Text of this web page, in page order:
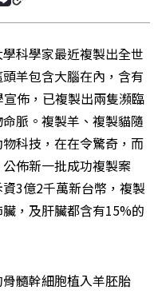
科學家最近複製出全世
羊包含大腦在內，含有
佈，已複製出兩隻瀕臨
脈。複製羊、複製貓隨
科技，在在令驚奇，而
佈新一批成功複製案
3億2千萬新台幣，複製
，及肝臟都含有15%的
髓幹細胞植入羊胚胎